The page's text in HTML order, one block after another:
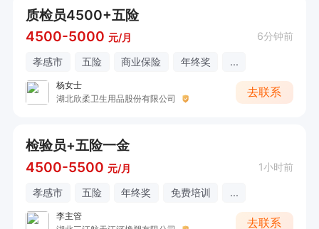
质检员4500+五险
4500-5000 元/月 6分钟前
孝感市 五险 商业保险 年终奖 ...
杨女士
湖北欣柔卫生用品股份有限公司
去联系
检验员+五险一金
4500-5500 元/月 1小时前
孝感市 五险 年终奖 免费培训 ...
李主管
去联系